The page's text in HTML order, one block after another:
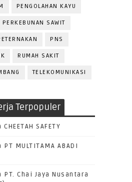
PENGOLAHAN KAYU
PERKEBUNAN SAWIT
PNS
RUMAH SAKIT
TELEKOMUNIKASI
Terpopuler
SAFETY
MULTITAMA ABADI
Chai Jaya Nusantara